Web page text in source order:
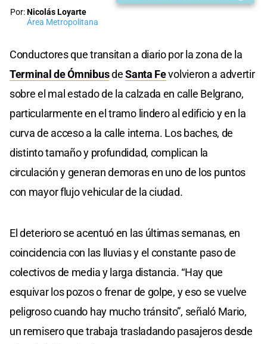
Por:Nicolás Loyarte
Área Metropolitana
Conductores que transitan a diario por la zona de la
Terminal de ÓmnibusdeSanta Fevolvieron a advertir
sobre el mal estado de la calzada en calle Belgrano,
particularmente en el tramo lindero al edificio y en la
curva de acceso a la calle interna. Los baches, de
distinto tamaño y profundidad, complican la
circulación y generan demoras en uno de los puntos
con mayor flujo vehicular de la ciudad.
El deterioro se acentuó en las últimas semanas, en
coincidencia con las lluvias y el constante paso de
colectivos de media y larga distancia. “Hay que
esquivar los pozos o frenar de golpe, y eso se vuelve
peligroso cuando hay mucho tránsito”, señaló Mario,
un remisero que trabaja trasladando pasajeros desde